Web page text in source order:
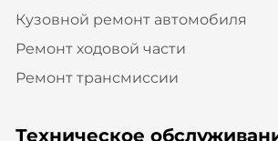
Кузовной ремонт автомобиля
Ремонт ходовой части
Ремонт трансмиссии
Техническое